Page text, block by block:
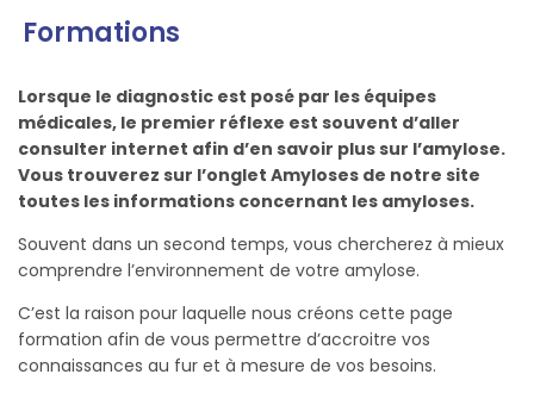
Formations
Lorsque le diagnostic est posé par les équipes
médicales, le premier réflexe est souvent d’aller
consulter internet afin d’en savoir plus sur l’amylose.
Vous trouverez sur l’onglet Amyloses de notre site
toutes les informations concernant les amyloses.
Souvent dans un second temps, vous chercherez à mieux
comprendre l’environnement de votre amylose.
C’est la raison pour laquelle nous créons cette page
formation afin de vous permettre d’accroitre vos
connaissances au fur et à mesure de vos besoins.